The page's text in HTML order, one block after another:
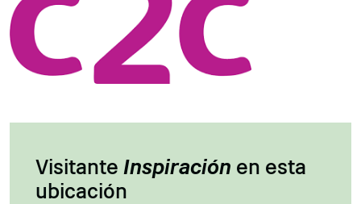
Visitante Inspiración en esta
ubicación